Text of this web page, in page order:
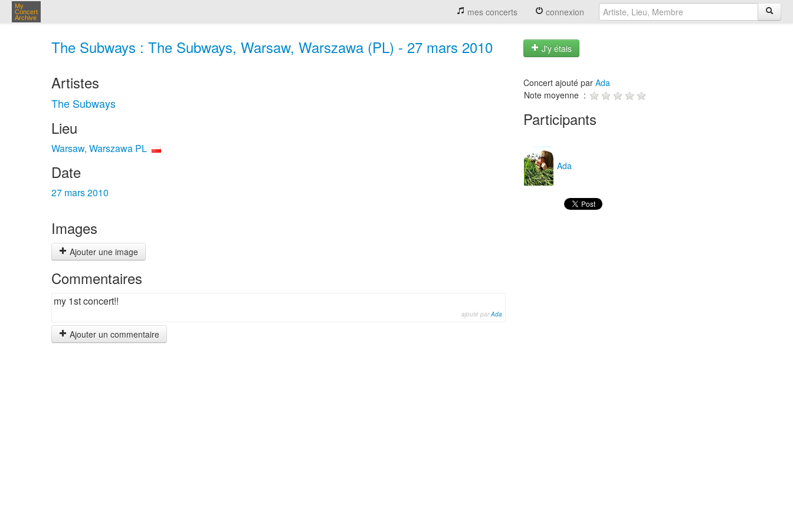
My
Concert
Archive
mes concerts connexion
The Subways : The Subways, Warsaw, Warszawa (PL) - 27 mars 2010 J'y étais
Artistes
The Subways
Lieu
Warsaw, Warszawa PL
Date
27 mars 2010
Images
Ajouter une image
Commentaires
my 1st concert!!
ajouté parAda
Ajouter un commentaire
Concert ajouté par Ada
Note moyenne :
Participants
Ada